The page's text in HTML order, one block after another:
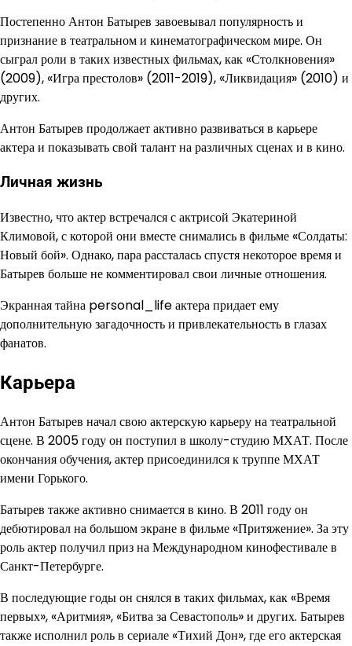
Постепенно Антон Батырев завоевывал популярность и
признание в театральном и кинематографическом мире. Он
сыграл роли в таких известных фильмах, как «Столкновения»
(2009), «Игра престолов» (2011-2019), «Ликвидация» (2010) и
других.
Антон Батырев продолжает активно развиваться в карьере
актера и показывать свой талант на различных сценах и в кино.
Личная жизнь
Известно, что актер встречался с актрисой Экатериной
Климовой, с которой они вместе снимались в фильме «Солдаты:
Новый бой». Однако, пара рассталась спустя некоторое время и
Батырев больше не комментировал свои личные отношения.
Экранная тайна personal_life актера придает ему
дополнительную загадочность и привлекательность в глазах
фанатов.
Карьера
Антон Батырев начал свою актерскую карьеру на театральной
сцене. В 2005 году он поступил в школу-студию МХАТ. После
окончания обучения, актер присоединился к труппе МХАТ
имени Горького.
Батырев также активно снимается в кино. В 2011 году он
дебютировал на большом экране в фильме «Притяжение». За эту
роль актер получил приз на Международном кинофестивале в
Санкт-Петербурге.
В последующие годы он снялся в таких фильмах, как «Время
первых», «Аритмия», «Битва за Севастополь» и других. Батырев
также исполнил роль в сериале «Тихий Дон», где его актерская